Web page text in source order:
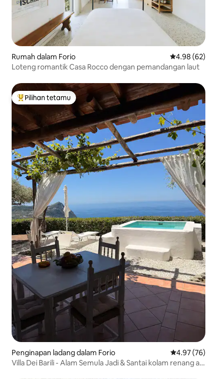
Rumah dalam Forio Penarafan
4.98 (62)
Loteng romantik Casa Rocco dengan pemandangan laut
Pilihan utama tetamu
Pilihan tetamu
Penginapan ladang dalam Forio Penarafan
4.97 (76)
Villa Dei Barili - Alam Semula Jadi & Santai kolam renang air